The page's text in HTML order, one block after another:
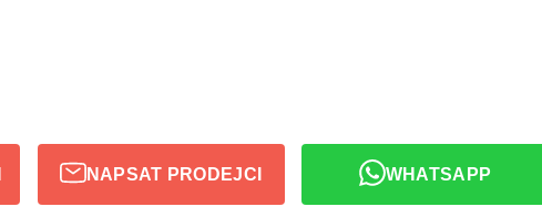
NAPSAT PRODEJCI WHATSAPP